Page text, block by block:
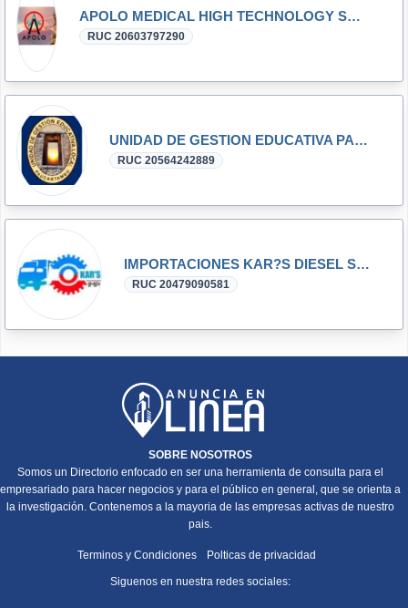
APOLO MEDICAL HIGH TECHNOLOGY SOCIEDAD ANONIMA CERRADA - APOLO MEDICAL HT S.A.C.
RUC 20603797290
UNIDAD DE GESTION EDUCATIVA PAUCARTAMBO
RUC 20564242889
IMPORTACIONES KAR?S DIESEL S.A.C.
RUC 20479090581
SOBRE NOSOTROS
Somos un Directorio enfocado en ser una herramienta de consulta para el
empresariado para hacer negocios y para el público en general, que se orienta a
la investigación. Contenemos a la mayoria de las empresas activas de nuestro
pais.
Terminos y Condiciones Polticas de privacidad
Siguenos en nuestra redes sociales: